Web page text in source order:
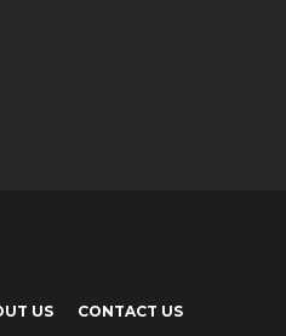
US CONTACT US